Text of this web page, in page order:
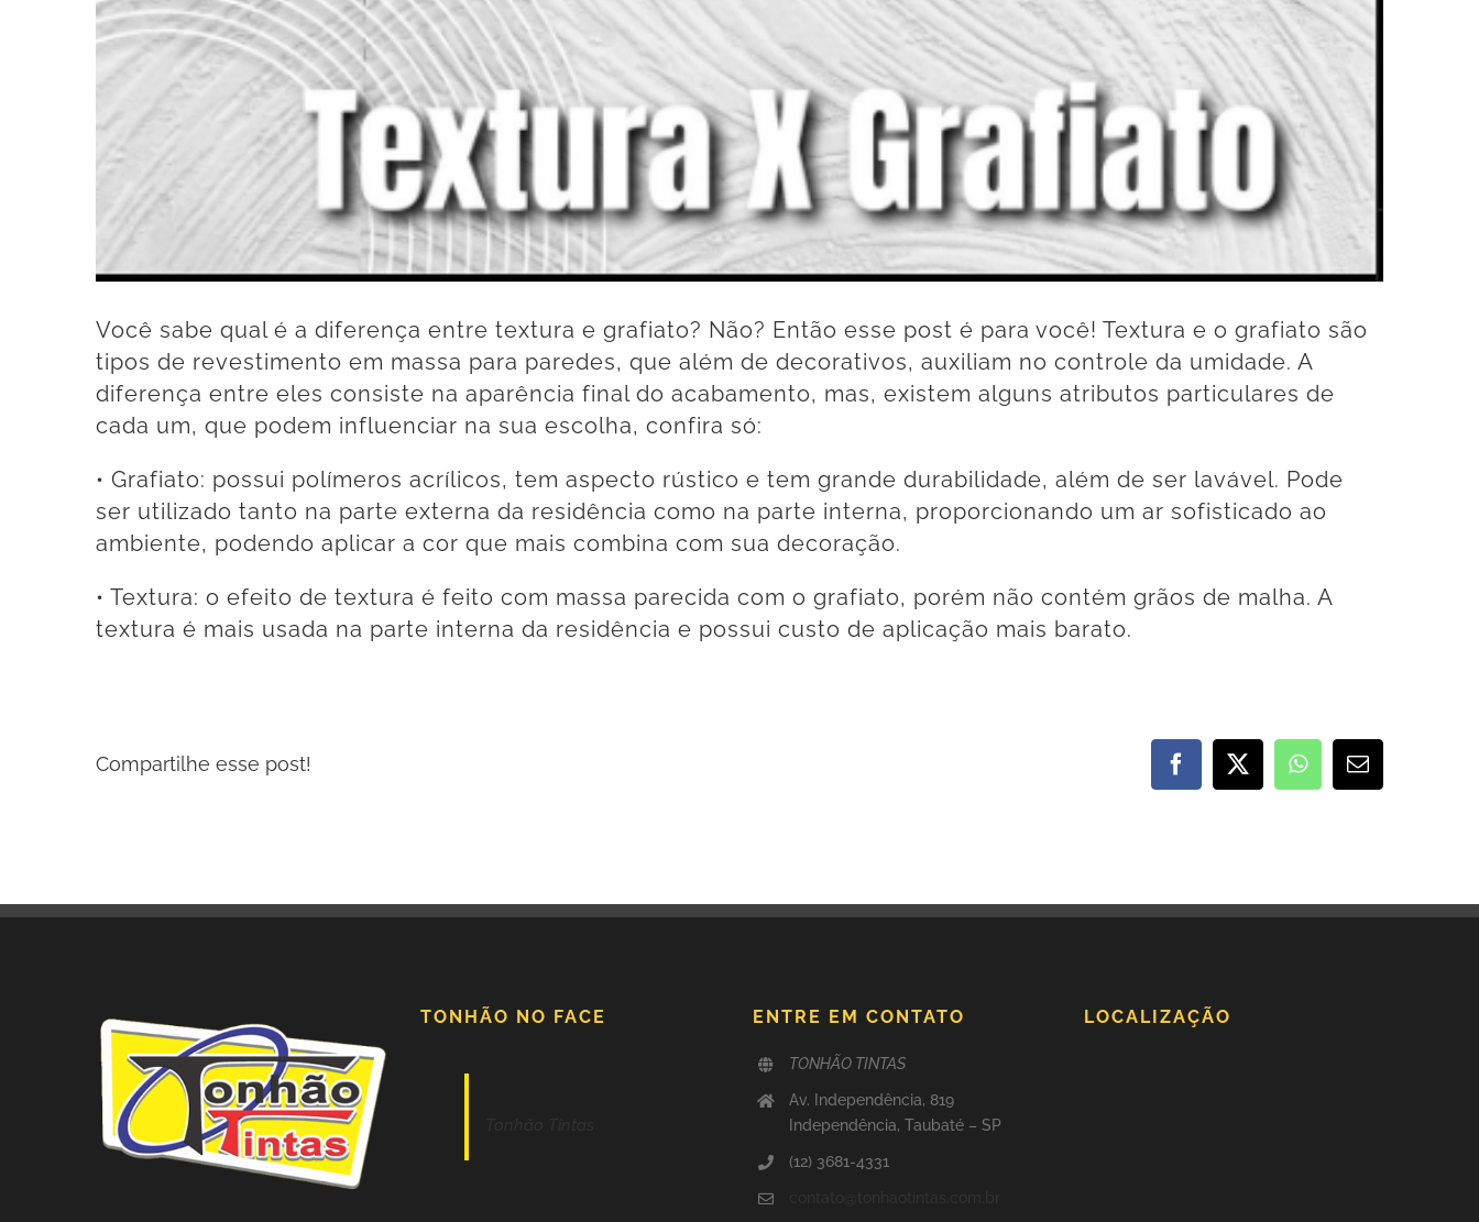
Você sabe qual é a diferença entre textura e grafiato? Não? Então esse post é para você! Textura e o grafiato são
tipos de revestimento em massa para paredes, que além de decorativos, auxiliam no controle da umidade. A
diferença entre eles consiste na aparência final do acabamento, mas, existem alguns atributos particulares de
cada um, que podem influenciar na sua escolha, confira só:
• Grafiato: possui polímeros acrílicos, tem aspecto rústico e tem grande durabilidade, além de ser lavável. Pode
ser utilizado tanto na parte externa da residência como na parte interna, proporcionando um ar sofisticado ao
ambiente, podendo aplicar a cor que mais combina com sua decoração.
• Textura: o efeito de textura é feito com massa parecida com o grafiato, porém não contém grãos de malha. A
textura é mais usada na parte interna da residência e possui custo de aplicação mais barato.
Compartilhe esse post! Facebook
X WhatsApp
E-
mail
TONHÃO NO FACE ENTRE EM CONTATO
TONHÃO TINTAS
Av. Independência, 819
Independência, Taubaté – SP
(12) 3681-4331
LOCALIZAÇÃO